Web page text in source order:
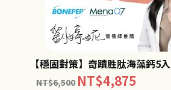
【穩固對策】奇蹟胜肽海藻鈣5入
NT$6,500 NT$4,875